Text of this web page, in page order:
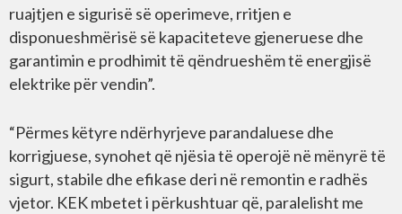
ruajtjen e sigurisë së operimeve, rritjen e
disponueshmërisë së kapaciteteve gjeneruese dhe
garantimin e prodhimit të qëndrueshëm të energjisë
elektrike për vendin”.
“Përmes këtyre ndërhyrjeve parandaluese dhe
korrigjuese, synohet që njësia të operojë në mënyrë të
sigurt, stabile dhe efikase deri në remontin e radhës
vjetor. KEK mbetet i përkushtuar që, paralelisht me